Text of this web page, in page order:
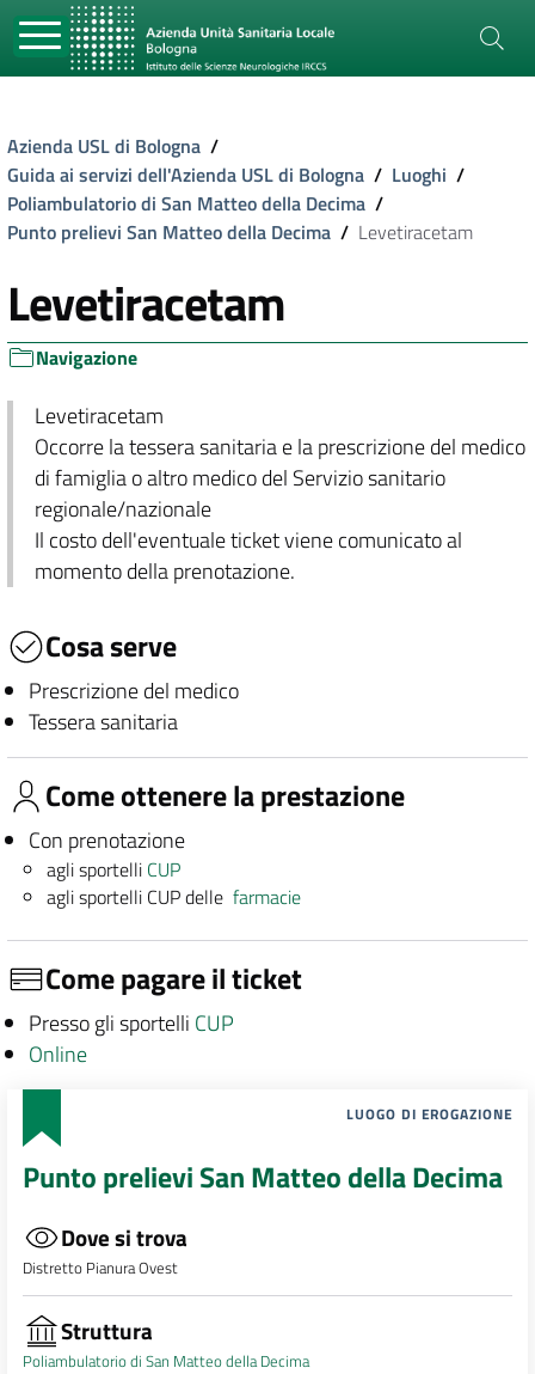
Azienda USL di Bologna /
Guida ai servizi dell'Azienda USL di Bologna / Luoghi /
Poliambulatorio di San Matteo della Decima /
Punto prelievi San Matteo della Decima / Levetiracetam
Levetiracetam
Navigazione
Levetiracetam
Occorre la tessera sanitaria e la prescrizione del medico
di famiglia o altro medico del Servizio sanitario
regionale/nazionale
Il costo dell'eventuale ticket viene comunicato al
momento della prenotazione.
Cosa serve
Prescrizione del medico
Tessera sanitaria
Come ottenere la prestazione
Con prenotazione
agli sportelli CUP
agli sportelli CUP dellefarmacie
Come pagare il ticket
Presso gli sportelli CUP
Online
LUOGO DI EROGAZIONE
Punto prelievi San Matteo della Decima
Dove si trova
Distretto Pianura Ovest
Struttura
Poliambulatorio di San Matteo della Decima